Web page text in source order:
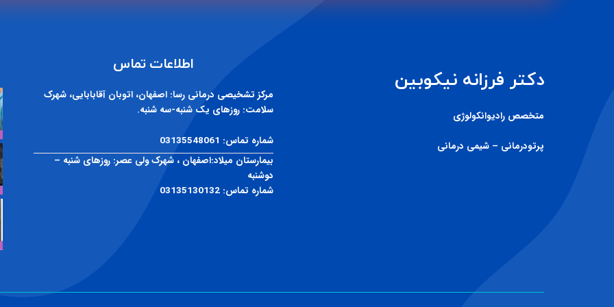
دکتر فرزانه نیکوبین
متخصص رادیوانکولوژی
پرتودرمانی – شیمی درمانی
اطلاعات تماس
مرکز تشخیصی درمانی رسا: اصفهان، اتوبان آقابابایی، شهرک
سلامت: روزهای یک شنبه-سه شنبه.
شماره تماس: 03135548061
بیمارستان میلاد:اصفهان ، شهرک ولی عصر: روزهای شنبه –
دوشنبه
شماره تماس: 03135130132